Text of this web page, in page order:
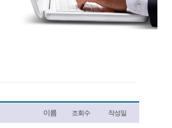
이름 조회수 작성일